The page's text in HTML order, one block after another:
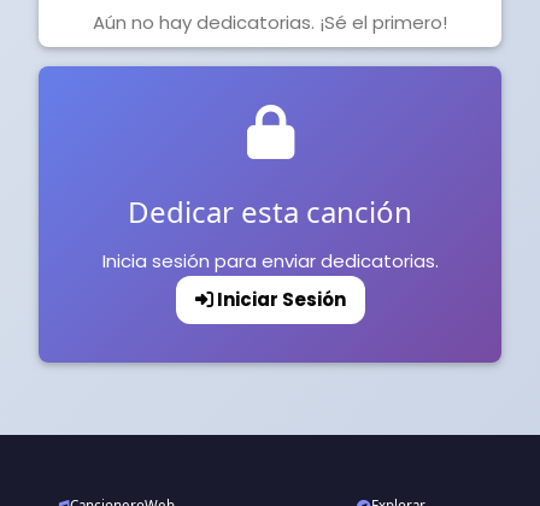
Aún no hay dedicatorias. ¡Sé el primero!
Dedicar esta canción
Inicia sesión para enviar dedicatorias.
Iniciar Sesión